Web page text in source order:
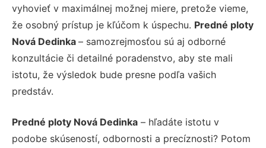
vyhovieť v maximálnej možnej miere, pretože vieme,
že osobný prístup je kľúčom k úspechu. Predné ploty
Nová Dedinka – samozrejmosťou sú aj odborné
konzultácie či detailné poradenstvo, aby ste mali
istotu, že výsledok bude presne podľa vašich
predstáv.
Predné ploty Nová Dedinka – hľadáte istotu v
podobe skúseností, odbornosti a precíznosti? Potom